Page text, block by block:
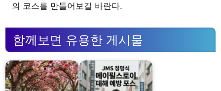
의 코스를 만들어보길 바란다.
함께보면 유용한 게시물